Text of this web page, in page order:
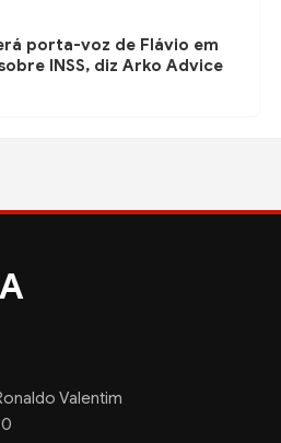
porta-voz de Flávio em
INSS, diz Arko Advice
Valentim